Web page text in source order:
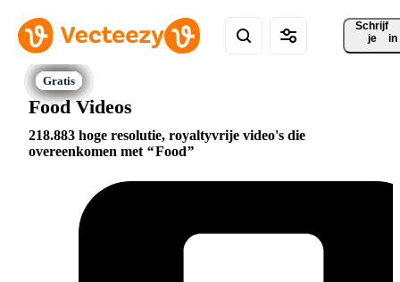
Schrijf
je
in
Food Videos
218.883 hoge resolutie, royaltyvrije video's die
overeenkomen met
Food